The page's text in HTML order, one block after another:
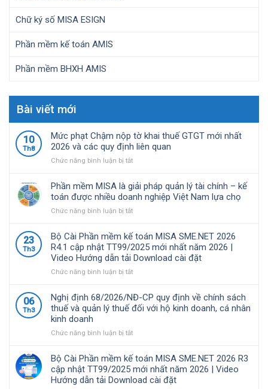
Chữ ký số MISA ESIGN
Phần mềm kế toán AMIS
Phần mềm BHXH AMIS
Bài viết mới
10
Th8
Mức phạt Chậm nộp tờ khai thuế GTGT mới nhất
2026 và các quy định liên quan
Chức năng bình luận bị tắtở
phạt
Chậm
nộp
tờ
thuế
GTGT
mới
nhất
2026
các
quy
định
quan
Phần mềm MISA là giải pháp quản lý tài chính – kế
toán được nhiều doanh nghiệp Việt Nam lựa chọ
Chức năng bình luận bị tắtở
mềm
MISA
là
giải
pháp
tài
chính
kế
được
nhiều
doanh
nghiệp
23
Th3
Bộ Cài Phần mềm kế toán MISA SME.NET 2026
R4.1 cập nhật TT99/2025 mới nhất năm 2026 |
Video Hướng dẫn tải Download cài đặt
Chức năng bình luận bị tắtở
Phần
mềm
toán
SME.NET
2026
R4.1
cập
06
Th3
Nghị định 68/2026/NĐ-CP quy định về chính sách
thuế và quản lý thuế đối với hộ kinh doanh, cá nhân
kinh doanh
Chức năng bình luận bị tắtở
định
68/2026/NĐ-
CP
quy
Bộ Cài Phần mềm kế toán MISA SME.NET 2026 R3
cập nhật TT99/2025 mới nhất năm 2026 | Video
Hướng dẫn tải Download cài đặt